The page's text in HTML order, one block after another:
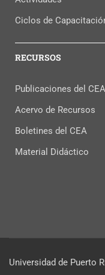
Ciclos de
RECURSOS
Publicaciones del CEA
Acervo de Recursos
Boletines del CEA
Material Didáctico
Universidad de Puerto